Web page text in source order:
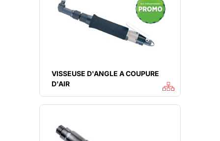
VISSEUSE D'ANGLE A COUPURE
D'AIR